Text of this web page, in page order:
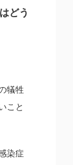
どう
犠牲
こと
染症